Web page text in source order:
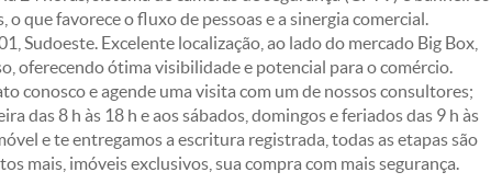
que favorece o fluxo de pessoas e a sinergia comercial.
Sudoeste. Excelente localização, ao lado do mercado Big Box,
oferecendo ótima visibilidade e potencial para o comércio.
conosco e agende uma visita com um de nossos consultores;
das 8 h às 18 h e aos sábados, domingos e feriados das 9 h às
e te entregamos a escritura registrada, todas as etapas são
mais, imóveis exclusivos, sua compra com mais segurança.